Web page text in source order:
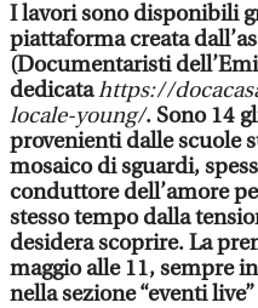
I lavori sono disponibili
piattaforma creata
(Documentaristi
dedicatahttps://
locale-young/. Sono 14
provenienti dalle scuole
mosaico di sguardi,
conduttore dell’amore
stesso tempo dalla
desidera scoprire. La
maggio alle 11, sempre
nella sezione “eventi